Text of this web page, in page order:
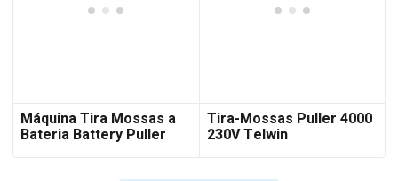
Máquina Tira Mossas a
Bateria Battery Puller
Tira-Mossas Puller 4000
230V Telwin